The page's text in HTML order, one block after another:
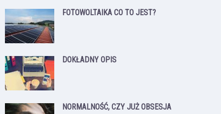
FOTOWOLTAIKA CO TO JEST?
DOKŁADNY OPIS
NORMALNOŚĆ, CZY JUŻ OBSESJA